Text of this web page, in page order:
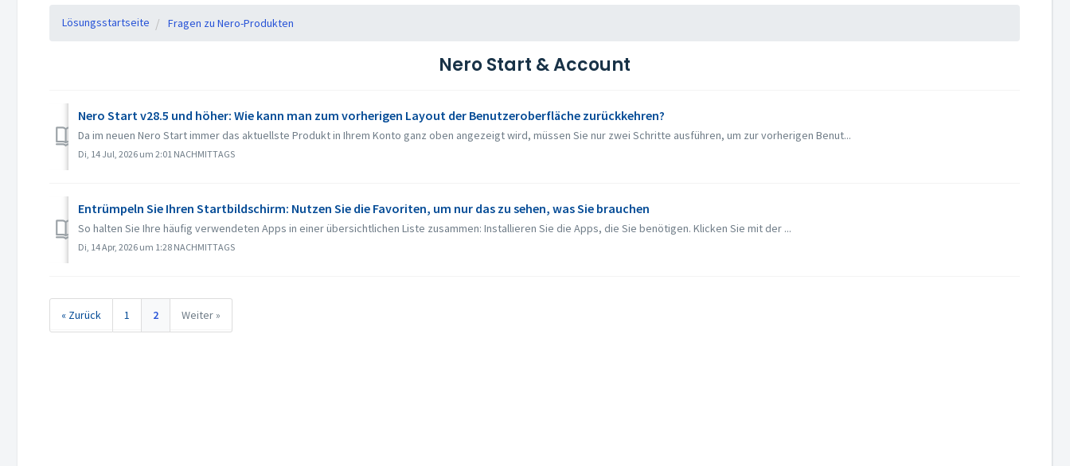
Lösungsstartseite Fragen zu Nero-Produkten
Nero Start & Account
Nero Start v28.5 und höher: Wie kann man zum vorherigen Layout der Benutzeroberfläche zurückkehren?
Da im neuen Nero Start immer das aktuellste Produkt in Ihrem Konto ganz oben angezeigt wird, müssen Sie nur zwei Schritte ausführen, um zur vorherigen Benut...
Di, 14 Jul, 2026 um 2:01 NACHMITTAGS
Entrümpeln Sie Ihren Startbildschirm: Nutzen Sie die Favoriten, um nur das zu sehen, was Sie brauchen
So halten Sie Ihre häufig verwendeten Apps in einer übersichtlichen Liste zusammen: Installieren Sie die Apps, die Sie benötigen. Klicken Sie mit der ...
Di, 14 Apr, 2026 um 1:28 NACHMITTAGS
« Zurück 1 2 Weiter »